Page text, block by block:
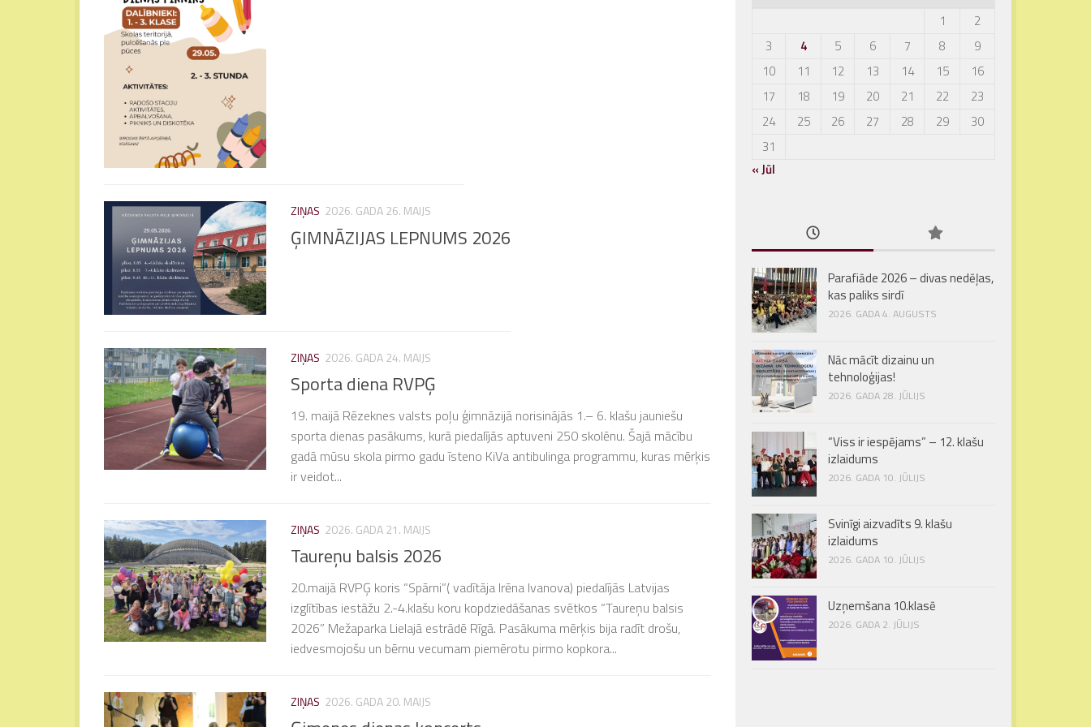
ZIŅAS 2026. GADA 26. MAIJS
ĢIMNĀZIJAS LEPNUMS 2026
ZIŅAS 2026. GADA 24. MAIJS
Sporta diena RVPĢ
19. maijā Rēzeknes valsts poļu ģimnāzijā norisinājās 1.– 6. klašu jauniešu
sporta dienas pasākums, kurā piedalījās aptuveni 250 skolēnu. Šajā mācību
gadā mūsu skola pirmo gadu īsteno KiVa antibulinga programmu, kuras mērķis
ir veidot...
ZIŅAS 2026. GADA 21. MAIJS
Taureņu balsis 2026
20.maijā RVPĢ koris “Spārni”( vadītāja Irēna Ivanova) piedalījās Latvijas
izglītības iestāžu 2.-4.klašu koru kopdziedāšanas svētkos “Taureņu balsis
2026” Mežaparka Lielajā estrādē Rīgā. Pasākuma mērķis bija radīt drošu,
iedvesmojošu un bērnu vecumam piemērotu pirmo kopkora...
ZIŅAS 2026. GADA 20. MAIJS
1
2
3
4 5 6 7 8
9
10
11 12 13 14 15
16
17
18 19 20 21 22
23
24
25 26 27 28 29
30
31
« Jūl
Parafiāde 2026 – divas nedēļas,
kas paliks sirdī
2026. GADA 4. AUGUSTS
Nāc mācīt dizainu un
tehnoloģijas!
2026. GADA 28. JŪLIJS
“Viss ir iespējams” – 12. klašu
izlaidums
2026. GADA 10. JŪLIJS
Svinīgi aizvadīts 9. klašu
izlaidums
2026. GADA 10. JŪLIJS
Uzņemšana 10.klasē
2026. GADA 2. JŪLIJS